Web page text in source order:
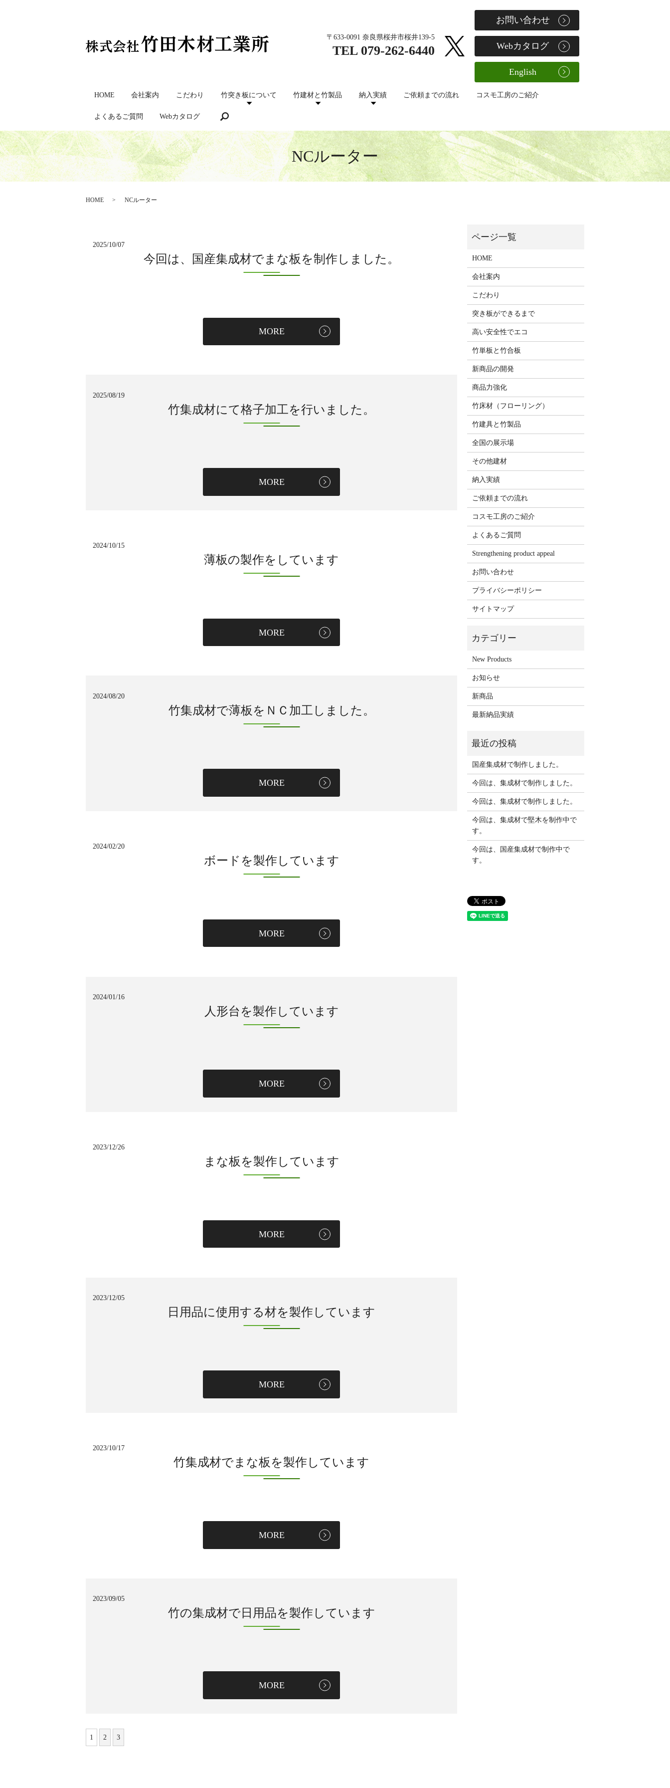
HOME 会社案内 こだわり 竹突き板について 竹建材と竹製品 納入実績 ご依頼までの流れ コスモ工房のご紹介
よくあるご質問 Webカタログ
〒633-0091 奈良県桜井市桜井139-5
TEL 079-262-6440
お問い合わせ
Webカタログ
English
NCルーター
HOME NCルーター
2025/10/07
今回は、国産集成材でまな板を制作しました。
MORE
2025/08/19
竹集成材にて格子加工を行いました。
MORE
2024/10/15
薄板の製作をしています
MORE
2024/08/20
竹集成材で薄板をＮＣ加工しました。
MORE
2024/02/20
ボードを製作しています
MORE
2024/01/16
人形台を製作しています
MORE
2023/12/26
まな板を製作しています
MORE
2023/12/05
日用品に使用する材を製作しています
MORE
2023/10/17
竹集成材でまな板を製作しています
MORE
2023/09/05
竹の集成材で日用品を製作しています
MORE
1 2 3
HOME
会社案内
こだわり
突き板ができるまで
高い安全性でエコ
竹単板と竹合板
新商品の開発
商品力強化
竹床材（フローリング）
竹建具と竹製品
全国の展示場
その他建材
納入実績
ご依頼までの流れ
コスモ工房のご紹介
よくあるご質問
Strengthening product appeal
お問い合わせ
プライバシーポリシー
サイトマップ
New Products
お知らせ
新商品
最新納品実績
国産集成材で制作しました。
今回は、集成材で制作しました。
今回は、集成材で制作しました。
今回は、集成材で堅木を制作中で
す。
今回は、国産集成材で制作中で
す。